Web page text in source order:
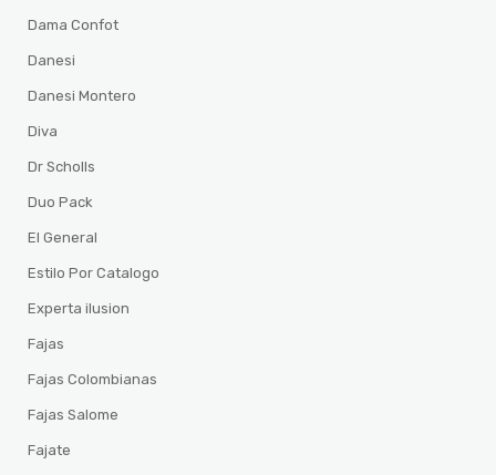
Dama Confot
Danesi
Danesi Montero
Diva
Dr Scholls
Duo Pack
El General
Estilo Por Catalogo
Experta ilusion
Fajas
Fajas Colombianas
Fajas Salome
Fajate